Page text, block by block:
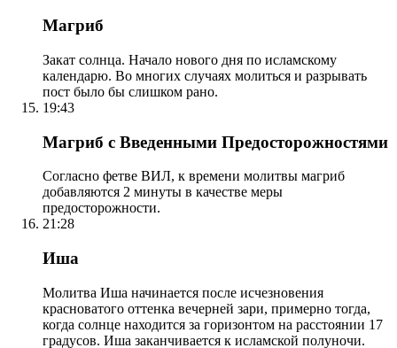
Магриб
Закат солнца. Начало нового дня по исламскому
календарю. Во многих случаях молиться и разрывать
пост было бы слишком рано.
19:43
Магриб с Введенными Предосторожностями
Согласно фетве ВИЛ, к времени молитвы магриб
добавляются 2 минуты в качестве меры
предосторожности.
21:28
Иша
Молитва Иша начинается после исчезновения
красноватого оттенка вечерней зари, примерно тогда,
когда солнце находится за горизонтом на расстоянии 17
градусов. Иша заканчивается к исламской полуночи.